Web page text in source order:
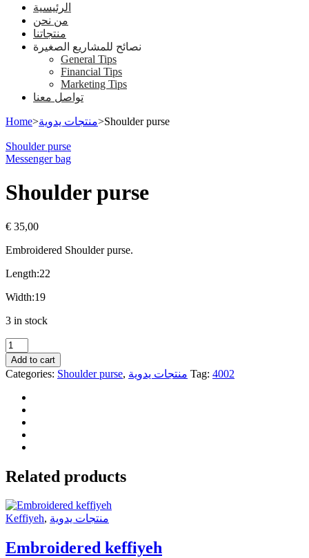
الرئيسية
من نحن
منتجاتنا
نصائح للمشاريع الصغيرة
General Tips
Financial Tips
Marketing Tips
تواصل معنا
Home>منتجات يدوية>Shoulder purse
Shoulder purse
Messenger bag
Shoulder purse
€ 35,00
Embroidered Shoulder purse.
Length:22
Width:19
3 in stock
Shoulder
purse
quantity
Add to cart
Categories: Shoulder purse, منتجات يدوية Tag: 4002
Related products
Keffiyeh, منتجات يدوية
Embroidered keffiyeh